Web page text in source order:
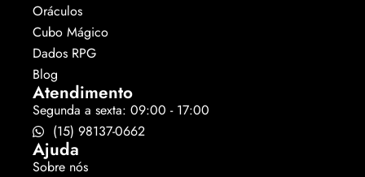
Oráculos
Cubo Mágico
Dados RPG
Blog
Atendimento
Segunda a sexta: 09:00 - 17:00
(15) 98137-0662
Ajuda
Sobre nós